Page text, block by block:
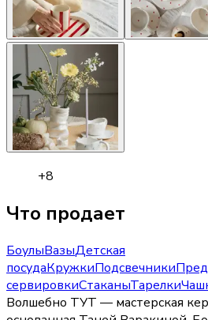
+8
Что продает
БоулыВазыДетская
посудаКружкиПодсвечники
сервировкиСтаканыТарелки
Волшебно ТУТ — мастерская